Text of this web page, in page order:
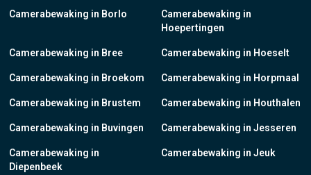
Camerabewaking in Borlo
Camerabewaking in Bree
Camerabewaking in Broekom
Camerabewaking in Brustem
Camerabewaking in Buvingen
Camerabewaking in
Diepenbeek
Camerabewaking in
Hoepertingen
Camerabewaking in Hoeselt
Camerabewaking in Horpmaal
Camerabewaking in Houthalen
Camerabewaking in Jesseren
Camerabewaking in Jeuk